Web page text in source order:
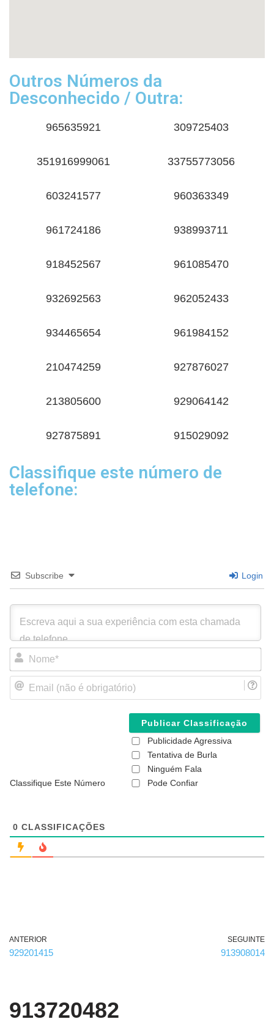
Outros Números da
Desconhecido / Outra:
965635921 309725403
351916999061 33755773056
603241577 960363349
961724186 938993711
918452567 961085470
932692563 962052433
934465654 961984152
210474259 927876027
213805600 929064142
927875891 915029092
Classifique este número de
telefone:
Subscribe Login
N
m
a
a
ó
Classifique Este Número
Publicidade Agressiva
Tentativa de Burla
Ninguém Fala
Pode Confiar
0 CLASSIFICAÇÕES
ANTERIOR
929201415
SEGUINTE
913908014
913720482